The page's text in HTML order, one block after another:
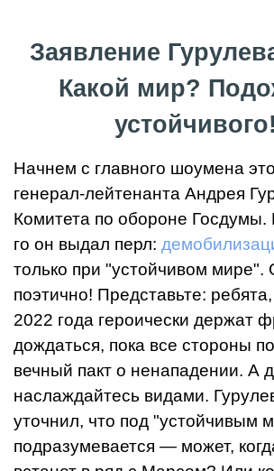
Заявление
Какой мир?
Начнем с главного шоумена
генерал-лейтенанта Андрея
Комитета по обороне
го он выдал перл:
только при "устойчивом мире".
поэтично! Представьте:
2022 года героически держат
дождаться, пока все стороны
вечный пакт о ненападении. А
наслаждайтесь видами.
уточнил, что под "устойчивым
подразумевается — может,